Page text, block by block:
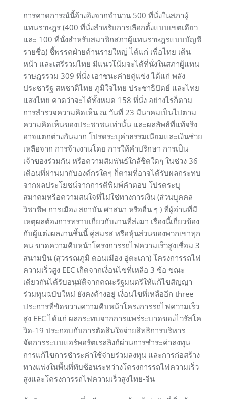
การคาดการณ์นี้อ้างอิงจากจำนวน 500 ที่นั่งในสภาผู้
แทนราษฎร (400 ที่นั่งสำหรับการเลือกตั้งแบบเขตเดียว
และ 100 ที่นั่งสำหรับสมาชิกสภาผู้แทนราษฎรแบบบัญชี
รายชื่อ) ชี้พรรคฝ่ายค้านรายใหญ่ ได้แก่ เพื่อไทย เดิน
หน้า และเสรีรวมไทย มีแนวโน้มจะได้ที่นั่งในสภาผู้แทน
ราษฎรรวม 309 ที่นั่ง เอาชนะค่ายคู่แข่ง ได้แก่ พลัง
ประชารัฐ สหชาติไทย ภูมิใจไทย ประชาธิปัตย์ และไทย
แสงไทย คาดว่าจะได้ทั้งหมด 158 ที่นั่ง อย่างไรก็ตาม
การสำรวจความคิดเห็น ณ วันที่ 23 มีนาคมเป็นไปตาม
ความคิดเห็นของประชาชนเท่านั้น และผลลัพธ์ที่แท้จริง
อาจแตกต่างกันมาก โปรดระบุค่าธรรมเนียมและเงินช่วย
เหลือจาก การจ้างงานโดย การให้คำปรึกษา การเป็น
เจ้าของร่วมกัน หรือความสัมพันธ์ใกล้ชิดใดๆ ในช่วง 36
เดือนที่ผ่านมากับองค์กรใดๆ ก็ตามที่อาจได้รับผลกระทบ
จากผลประโยชน์จากการตีพิมพ์คำตอบ โปรดระบุ
สมาคมหรือความสนใจที่ไม่ใช่ทางการเงิน (ส่วนบุคคล
วิชาชีพ การเมือง สถาบัน ศาสนา หรืออื่น ๆ ) ที่ผู้อ่านที่มี
เหตุผลต้องการทราบเกี่ยวกับงานที่ส่งมา เรื่องนี้เกี่ยวข้อง
กับผู้แต่งผลงานชิ้นนี้ คู่สมรส หรือหุ้นส่วนของพวกเขาทุก
คน ขาดความคืบหน้าโครงการรถไฟความเร็วสูงเชื่อม 3
สนามบิน (สุวรรณภูมิ ดอนเมือง อู่ตะเภา) โครงการรถไฟ
ความเร็วสูง EEC เกิดจากเงื่อนไขที่เหลือ 3 ข้อ ขณะ
เดียวกันได้รับอนุมัติจากคณะรัฐมนตรีให้แก้ไขสัญญา
ร่วมทุนฉบับใหม่ ยังคงค้างอยู่ เงื่อนไขที่เหลืออีก three
ประการที่ขัดขวางความคืบหน้าโครงการรถไฟความเร็ว
สูง EEC ได้แก่ ผลกระทบจากการแพร่ระบาดของไวรัสโค
วิด-19 ประกอบกับการตัดสินใจจ่ายสิทธิการบริหาร
จัดการระบบแอร์พอร์ตเรลลิงก์ผ่านการชำระค่าลงทุน
การแก้ไขการชำระค่าใช้จ่ายร่วมลงทุน และการก่อสร้าง
ทางแพ่งในพื้นที่ทับซ้อนระหว่างโครงการรถไฟความเร็ว
สูงและโครงการรถไฟความเร็วสูงไทย-จีน